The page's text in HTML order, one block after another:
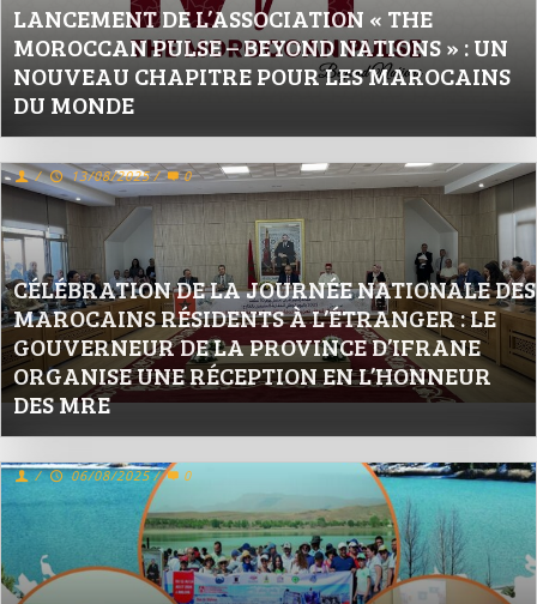
LANCEMENT DE L’ASSOCIATION « THE
MOROCCAN PULSE – BEYOND NATIONS » : UN
NOUVEAU CHAPITRE POUR LES MAROCAINS
DU MONDE
CÉLÉBRATION DE LA JOURNÉE NATIONALE DES
MAROCAINS RÉSIDENTS À L’ÉTRANGER : LE
GOUVERNEUR DE LA PROVINCE D’IFRANE
ORGANISE UNE RÉCEPTION EN L’HONNEUR
DES MRE
/ 13/08/2025 / 0
/ 06/08/2025 / 0